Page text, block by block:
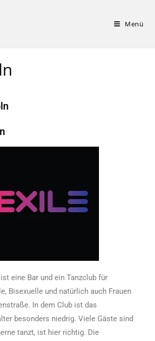
Menü
eine Bar und ein Tanzclub für
Bisexuelle und natürlich auch Frauen
In dem Club ist das
besonders niedrig. Viele Gäste sind
tanzt, ist hier richtig. Die